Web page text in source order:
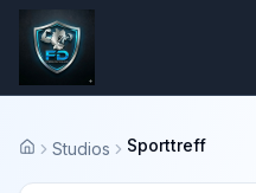
Startseite
Studios Sporttreff